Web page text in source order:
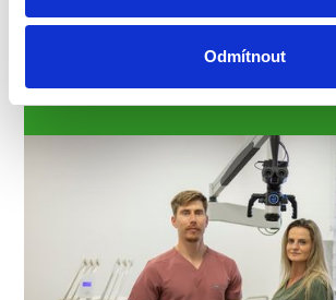
Odmítnout